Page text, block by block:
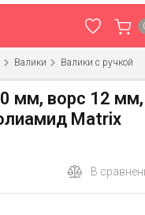
Валики Валики с ручкой
мм, ворс 12 мм,
Matrix
В